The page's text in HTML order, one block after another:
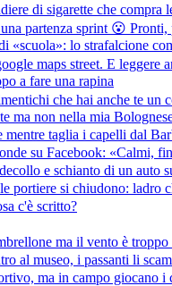
di sigarette che
partenza sprint 😮
«scuola»: lo strafalcione
maps street. E leggere
a fare una rapina
che hai anche te un
ma non nella mia
taglia i capelli dal
su Facebook: «Calmi,
e schianto di un auto
portiere si chiudono: ladro
c'è scritto?
ma il vento è
al museo, i passanti li
ma in campo giocano i